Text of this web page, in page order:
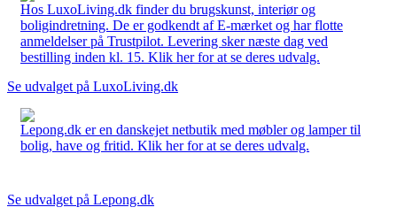
Hos LuxoLiving.dk finder du brugskunst, interiør og
boligindretning. De er godkendt af E-mærket og har flotte
anmeldelser på Trustpilot. Levering sker næste dag ved
bestilling inden kl. 15. Klik her for at se deres udvalg.
Se udvalget på LuxoLiving.dk
Lepong.dk er en danskejet netbutik med møbler og lamper til
bolig, have og fritid. Klik her for at se deres udvalg.
Se udvalget på Lepong.dk